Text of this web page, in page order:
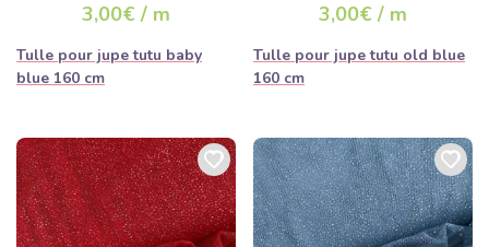
3,00€ / m
Tulle pour jupe tutu baby
blue 160 cm
3,00€ / m
Tulle pour jupe tutu old blue
160 cm